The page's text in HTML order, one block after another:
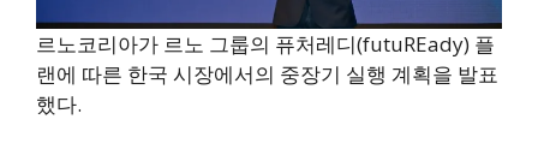
르노코리아가 르노 그룹의 퓨처레디(futuREady) 플
랜에 따른 한국 시장에서의 중장기 실행 계획을 발표
했다.